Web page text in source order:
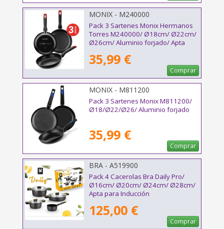
MONIX - M240000
Pack 3 Sartenes Monix Hermanos
Torres M240000/ Ø18cm/ Ø22cm/
Ø26cm/ Aluminio forjado/ Apta
35,99 €
Comprar
MONIX - M811200
Pack 3 Sartenes Monix M811200/
Ø18/Ø22/Ø26/ Aluminio forjado
35,99 €
Comprar
BRA - A519900
Pack 4 Cacerolas Bra Daily Pro/
Ø16cm/ Ø20cm/ Ø24cm/ Ø28cm/
Apta para Inducción
125,00 €
Comprar